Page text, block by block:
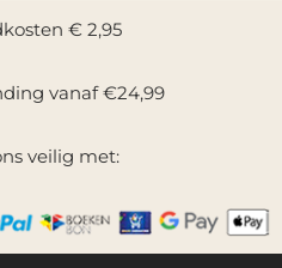
€ 2,95
vanaf €24,99
veilig met: